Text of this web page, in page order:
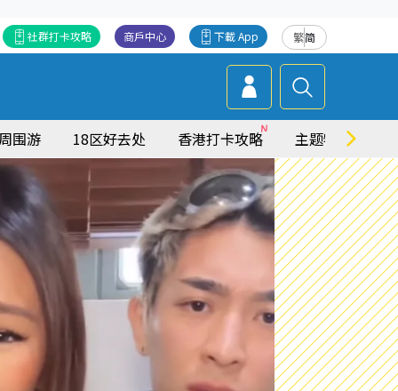
繁简
下載 App
商戶中心
社群打卡攻略
围游 18区好去处 香港打卡攻略 主题特集